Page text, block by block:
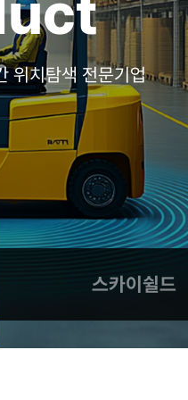
위치탐색 전문기업
스카이쉴드